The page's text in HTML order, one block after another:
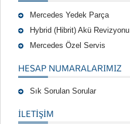
Mercedes Yedek Parça
Hybrid (Hibrit) Akü Revizyonu
Mercedes Özel Servis
HESAP NUMARALARIMIZ
Sık Sorulan Sorular
İLETİŞİM